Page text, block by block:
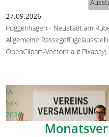
27.09.2026
Poggenhagen - Neustadt am
Allgemeine
OpenClipart-Vectors auf Pixabay)
06
Nov.
2026